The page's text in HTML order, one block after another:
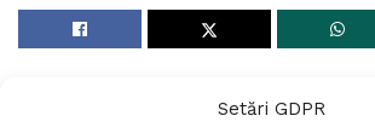
Setări GDPR